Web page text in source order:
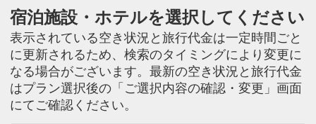
宿泊施設・ホテルを選択してください
表示されている空き状況と旅行代金は一定時間ごと
に更新されるため、検索のタイミングにより変更に
なる場合がございます。最新の空き状況と旅行代金
はプラン選択後の「ご選択内容の確認・変更」画面
にてご確認ください。